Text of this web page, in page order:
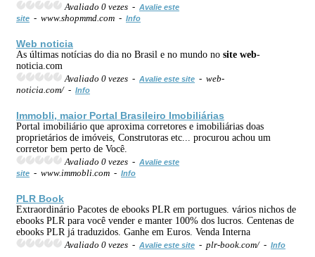
Avaliado 0 vezes - Avalie este
site - www.shopmmd.com - Info
Web noticia
As últimas notícias do dia no Brasil e no mundo no site web-
noticia.com
Avaliado 0 vezes - Avalie este site - web-
noticia.com/ - Info
Immobli, maior Portal Brasileiro Imobiliárias
Portal imobiliário que aproxima corretores e imobiliárias doas
proprietários de imóveis, Construtoras etc... procurou achou um
corretor bem perto de Você.
Avaliado 0 vezes - Avalie este
site - www.immobli.com - Info
PLR Book
Extraordinário Pacotes de ebooks PLR em portugues. vários nichos de
ebooks PLR para você vender e manter 100% dos lucros. Centenas de
ebooks PLR já traduzidos. Ganhe em Euros. Venda Interna
Avaliado 0 vezes - Avalie este site - plr-book.com/ - Info